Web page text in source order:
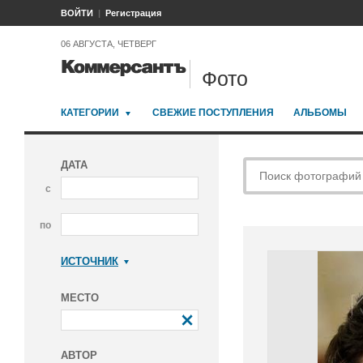
ВОЙТИ Регистрация
06 АВГУСТА, ЧЕТВЕРГ
Фото
КАТЕГОРИИ СВЕЖИЕ ПОСТУПЛЕНИЯ АЛЬБОМЫ
ДАТА
с
по
ИСТОЧНИК
МЕСТО
АВТОР